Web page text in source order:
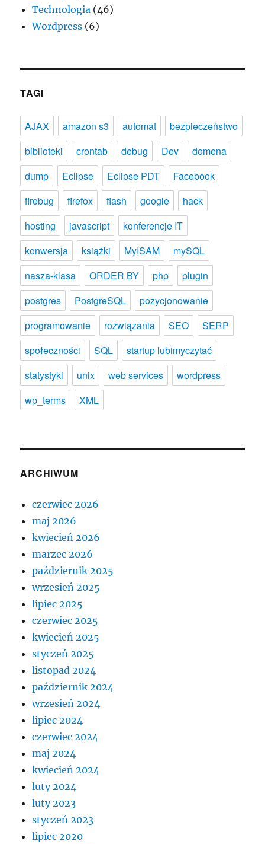
Technologia (46)
Wordpress (6)
TAGI
AJAX amazon s3 automat
bezpieczeństwo
biblioteki
crontab debug Dev
domena
dump
Eclipse Eclipse PDT
Facebook
firebug
firefox flash google
hack
hosting
javascript
konferencje IT
konwersja
książki MyISAM
mySQL
nasza-klasa
ORDER BY php
plugin
postgres
PostgreSQL
pozycjonowanie
programowanie
rozwiązania SEO
SERP
społeczności
SQL
startup lubimyczytać
statystyki
unix web services
wordpress
wp_terms
XML
ARCHIWUM
czerwiec 2026
maj 2026
kwiecień 2026
marzec 2026
październik 2025
wrzesień 2025
lipiec 2025
czerwiec 2025
kwiecień 2025
styczeń 2025
listopad 2024
październik 2024
wrzesień 2024
lipiec 2024
czerwiec 2024
maj 2024
kwiecień 2024
luty 2024
luty 2023
styczeń 2023
lipiec 2020